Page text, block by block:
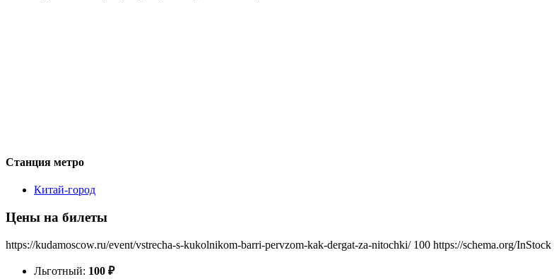
Станция метро
Китай-город
Цены на билеты
https://kudamoscow.ru/event/vstrecha-s-kukolnikom-barri-pervzom-kak-dergat-za-nitochki/ 100 https://schema.org/InStock
Льготный: 100 ₽